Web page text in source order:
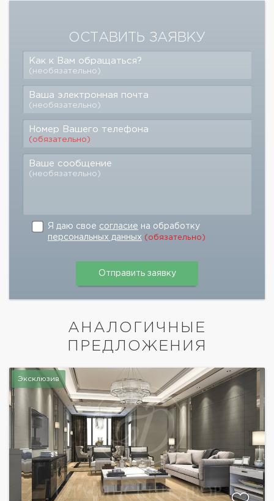
ОСТАВИТЬ ЗАЯВКУ
Как к Вам обращаться?
(необязательно)
Ваша электронная почта
(необязательно)
Номер Вашего телефона
(обязательно)
Ваше сообщение
(необязательно)
Я даю свое согласие на обработку
персональных данных (обязательно)
АНАЛОГИЧНЫЕ
ПРЕДЛОЖЕНИЯ
Эксклюзив